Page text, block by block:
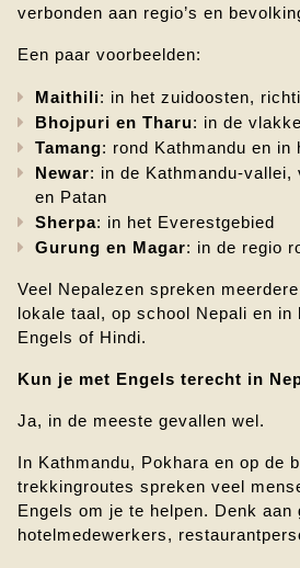
verbonden aan regio’s en
Een paar voorbeelden:
Maithili: in het zuidoosten,
Bhojpuri en Tharu: in de
Tamang: rond Kathmandu en in
Newar: in de Kathmandu-vallei,
en Patan
Sherpa: in het Everestgebied
Gurung en Magar: in de regio
Veel Nepalezen spreken
lokale taal, op school Nepali en
Engels of Hindi.
Kun je met Engels terecht in
Ja, in de meeste gevallen wel.
In Kathmandu, Pokhara en op de
trekkingroutes spreken veel
Engels om je te helpen. Denk aan
hotelmedewerkers,